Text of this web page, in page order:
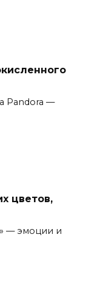
Pandora —
цветов,
— эмоции и